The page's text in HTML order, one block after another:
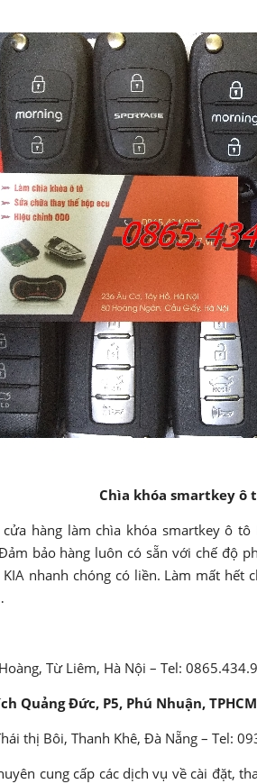
Chìa khóa smartkey ô
cửa hàng làm chìa khóa smartkey ô
bảo hàng luôn có sẵn với chế độ
nhanh chóng có liền. Làm mất hết
Từ Liêm, Hà Nội – Tel:
Quảng Đức, P5, Phú Nhuận,
thị Bôi, Thanh Khê, Đà Nẵng – Tel:
cung cấp các dịch vụ về cài đặt,